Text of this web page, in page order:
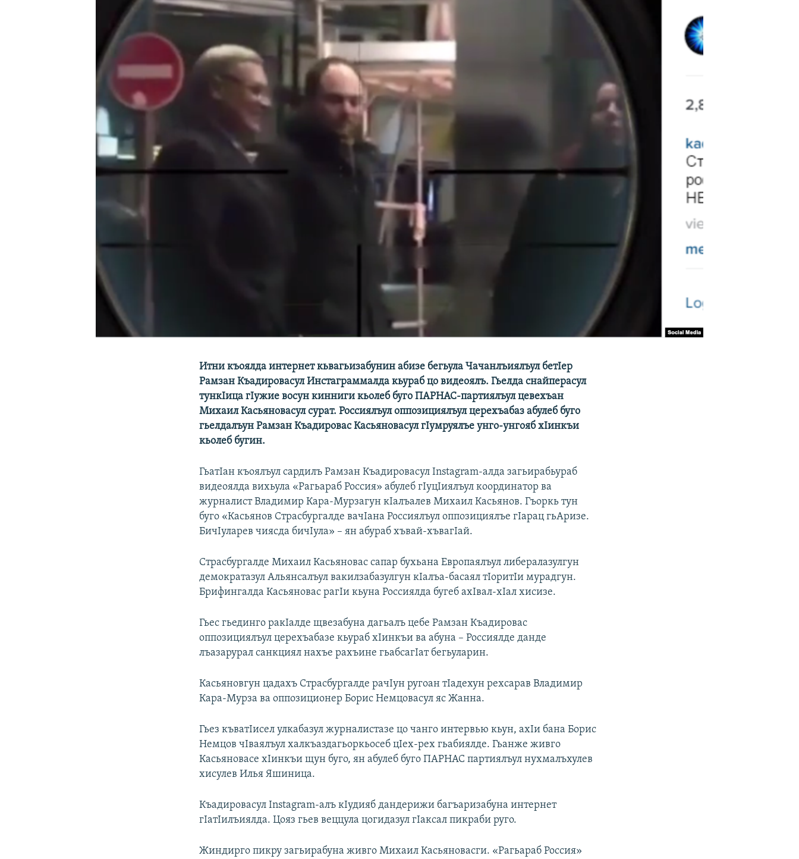
ПОДПИШИТЕСЬ НА РАССЫЛКУ
Итни къоялда интернет кьвагьизабунин абизе бегьула Чачанлъиялъул бетIер
Рамзан Къадировасул Инстаграммалда кьураб цо видеоялъ. Гьелда снайперасул
тункIица гIужие восун кинниги кьолеб буго ПАРНАС-партиялъул цевехъан
Михаил Касьяновасул сурат. Россиялъул оппозициялъул церехъабаз абулеб буго
гьелдалъун Рамзан Къадировас Касьяновасул гIумруялъе унго-унгояб хIинкъи
кьолеб бугин.
ГьатIан къоялъул сардилъ Рамзан Къадировасул Instagram-алда загьирабьураб
видеоялда вихьула «Рагьараб Россия» абулеб гIуцIиялъул координатор ва
журналист Владимир Кара-Мурзагун кIалъалев Михаил Касьянов. Гъоркь тун
буго «Касьянов Страсбургалде вачIана Россиялъул оппозициялъе гIарац гьАризе.
БичIуларев чиясда бичIула» – ян абураб хъвай-хъвагIай.
Страсбургалде Михаил Касьяновас сапар бухьана Европаялъул либералазулгун
демократазул Альянсалъул вакилзабазулгун кIалъа-басаял тIоритIи мурадгун.
Брифингалда Касьяновас рагIи кьуна Россиялда бугеб ахIвал-хIал хисизе.
Гьес гьединго ракIалде щвезабуна дагьалъ цебе Рамзан Къадировас
оппозициялъул церехъабазе кьураб хIинкъи ва абуна – Россиялде данде
лъазарурал санкциял нахъе рахъине гьабсагIат бегьуларин.
Касьяновгун цадахъ Страсбургалде рачIун ругоан тIадехун рехсарав Владимир
Кара-Мурза ва оппозиционер Борис Немцовасул яс Жанна.
Гьез къватIисел улкабазул журналистазе цо чанго интервью кьун, ахIи бана Борис
Немцов чIваялъул халкъаздагьоркьосеб цIех-рех гьабиялде. Гьанже живго
Касьяновасе хIинкъи щун буго, ян абулеб буго ПАРНАС партиялъул нухмалъхулев
хисулев Илья Яшиница.
Къадировасул Instagram-алъ кIудияб дандерижи багъаризабуна интернет
гIатIилъиялда. Цояз гьев веццула цогидазул гIаксал пикраби руго.
Жиндирго пикру загьирабуна живго Михаил Касьяновасги. «Рагьараб Россия»